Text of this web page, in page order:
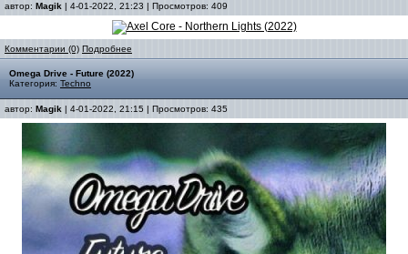
автор: Magik | 4-01-2022, 21:23 | Просмотров: 409
Комментарии (0) Подробнее
Omega Drive - Future (2022)
Категория: Techno
автор: Magik | 4-01-2022, 21:15 | Просмотров: 435